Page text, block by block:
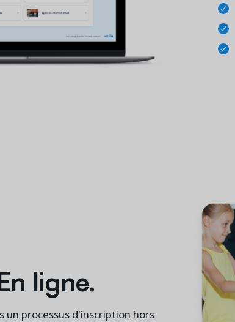
ligne.
un processus d'inscription hors